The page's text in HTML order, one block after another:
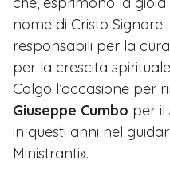
nome di Cristo
responsabili per la
per la crescita
Colgo l’occasione per
Giuseppe Cumbo per il
in questi anni nel
Ministranti».